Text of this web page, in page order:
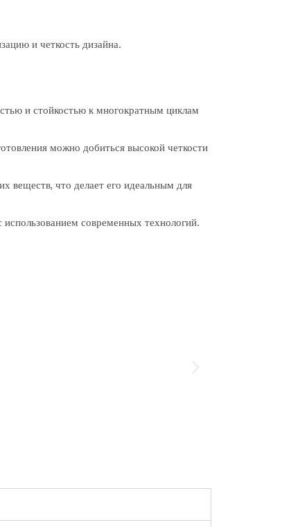
и четкость дизайна.
и стойкостью к многократным циклам
можно добиться высокой четкости
веществ, что делает его идеальным для
современных технологий.